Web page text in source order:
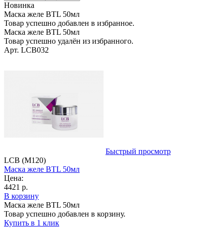
Новинка
Маска желе BTL 50мл
Товар успешно добавлен в избранное.
Маска желе BTL 50мл
Товар успешно удалён из избранного.
Арт. LCB032
Быстрый просмотр
LCB (M120)
Маска желе BTL 50мл
Цена:
4421 р.
В корзину
Маска желе BTL 50мл
Товар успешно добавлен в корзину.
Купить в 1 клик